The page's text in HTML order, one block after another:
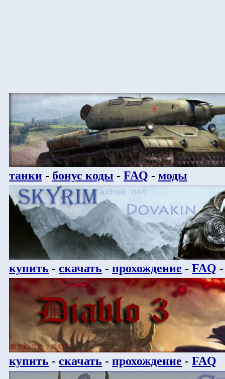
танки - бонус коды - FAQ - моды
купить - скачать - прохождение - FAQ
купить - скачать - прохождение - FAQ